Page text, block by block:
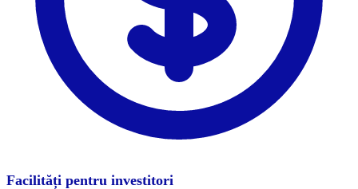
Facilități pentru investitori